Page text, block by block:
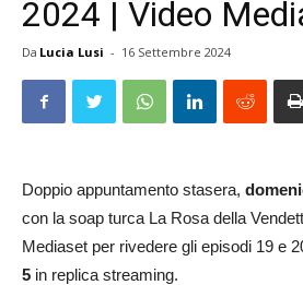
2024 | Video
Da Lucia Lusi - 16 Settembre 2024
Doppio appuntamento stasera,
con la soap turca La Rosa della
Mediaset per rivedere gli episodi 19 e
5 in replica streaming.